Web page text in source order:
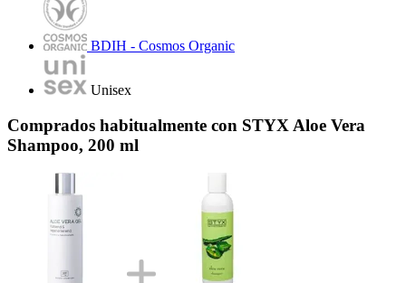
BDIH - Cosmos Organic
Unisex
Comprados habitualmente con STYX Aloe Vera
Shampoo, 200 ml